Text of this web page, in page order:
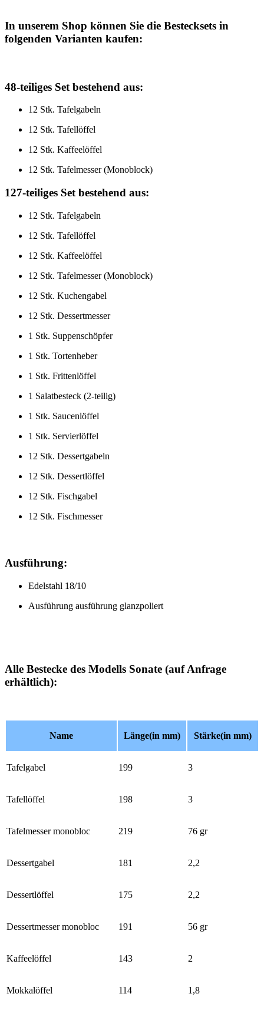
In unserem Shop können Sie die Bestecksets in
folgenden Varianten kaufen:
48-teiliges Set bestehend aus:
12 Stk. Tafelgabeln
12 Stk. Tafellöffel
12 Stk. Kaffeelöffel
12 Stk. Tafelmesser (Monoblock)
127-teiliges Set bestehend aus:
12 Stk. Tafelgabeln
12 Stk. Tafellöffel
12 Stk. Kaffeelöffel
12 Stk. Tafelmesser (Monoblock)
12 Stk. Kuchengabel
12 Stk. Dessertmesser
1 Stk. Suppenschöpfer
1 Stk. Tortenheber
1 Stk. Frittenlöffel
1 Salatbesteck (2-teilig)
1 Stk. Saucenlöffel
1 Stk. Servierlöffel
12 Stk. Dessertgabeln
12 Stk. Dessertlöffel
12 Stk. Fischgabel
12 Stk. Fischmesser
Ausführung:
Edelstahl 18/10
Ausführung ausführung glanzpoliert
Alle Bestecke des Modells Sonate (auf Anfrage
erhältlich):
Name Länge(in mm) Stärke(in mm)
Tafelgabel 199 3
Tafellöffel 198 3
Tafelmesser monobloc 219 76 gr
Dessertgabel 181 2,2
Dessertlöffel 175 2,2
Dessertmesser monobloc 191 56 gr
Kaffeelöffel 143 2
Mokkalöffel 114 1,8